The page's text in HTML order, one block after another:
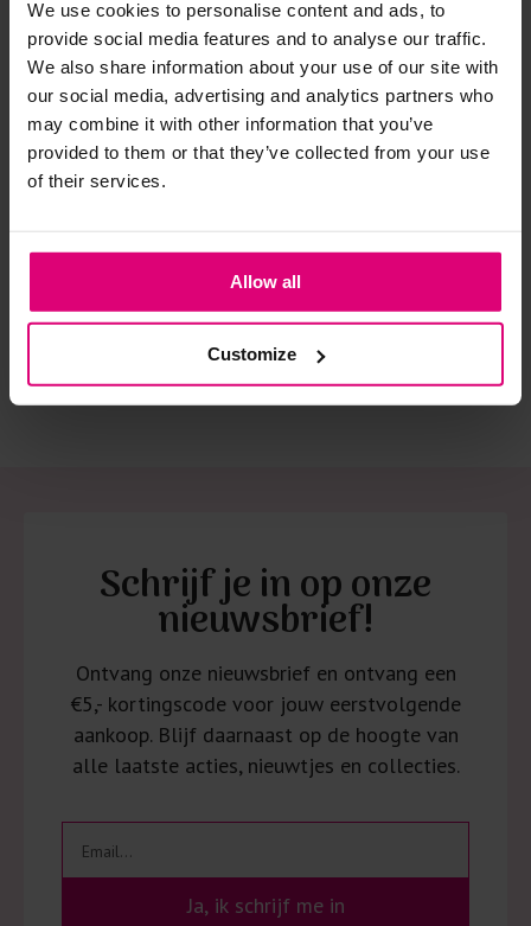
We use cookies to personalise content and ads, to
provide social media features and to analyse our traffic.
We also share information about your use of our site with
our social media, advertising and analytics partners who
may combine it with other information that you’ve
provided to them or that they’ve collected from your use
of their services.
Allow all
Customize
Strijkijzer/droogtrommel:
Kledingstukken met elastine zijn niet bestand tegen de hitte
van het strijkijzer en/of de droogtrommel. Ook in veel
spijkerbroeken is elastine (stretch) verwerkt en mogen dus
niet gestreken worden en/of in de droogtrommel.
Schrijf je in op onze
nieuwsbrief!
Ontvang onze nieuwsbrief en ontvang een
€5,- kortingscode voor jouw eerstvolgende
aankoop. Blijf daarnaast op de hoogte van
alle laatste acties, nieuwtjes en collecties.
Ja, ik schrijf me in